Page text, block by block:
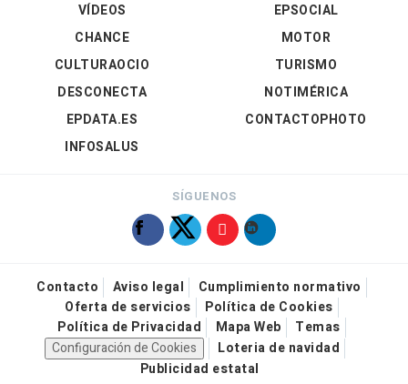
VÍDEOS
EPSOCIAL
CHANCE
CULTURAOCIO
DESCONECTA
EPDATA.ES
INFOSALUS
MOTOR
TURISMO
NOTIMÉRICA
CONTACTOPHOTO
SÍGUENOS
Contacto Aviso legal
Cumplimiento normativo
Oferta de servicios
Política de Cookies
Política de Privacidad
Mapa Web
Temas
Configuración de Cookies
Loteria de navidad
Publicidad estatal